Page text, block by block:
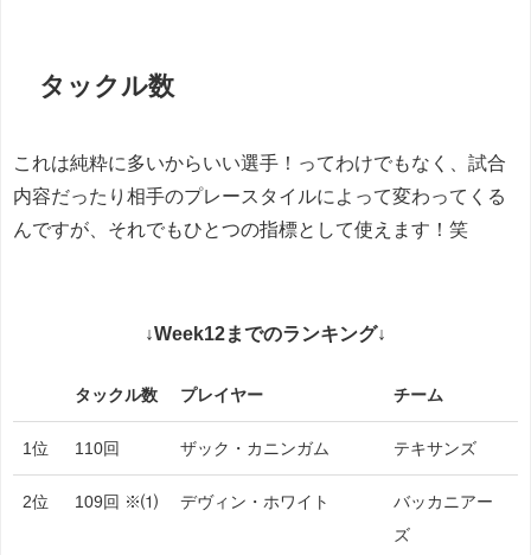
タックル数
これは純粋に多いからいい選手！ってわけでもなく、試合
内容だったり相手のプレースタイルによって変わってくる
んですが、それでもひとつの指標として使えます！笑
↓Week12までのランキング↓
タックル数 プレイヤー チーム
1位 110回 ザック・カニンガム テキサンズ
2位 109回 ※⑴ デヴィン・ホワイト
バッカニアー
ズ